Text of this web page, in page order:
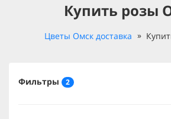
Купить розы
Цветы Омск доставка
Фильтры 2